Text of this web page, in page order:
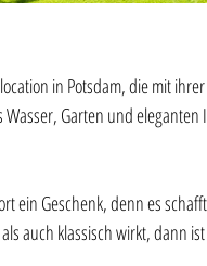
in Potsdam, die mit
Garten und
ein Geschenk, denn es
auch klassisch wirkt, dann